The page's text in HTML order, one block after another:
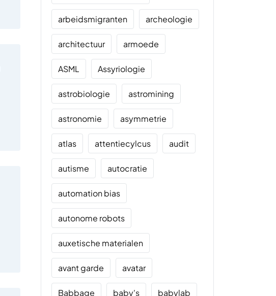
arbeidsmigranten archeologie
architectuur armoede
ASML Assyriologie
astrobiologie astromining
astronomie asymmetrie
atlas attentiecylcus audit
autisme autocratie
automation bias
autonome robots
auxetische materialen
avant garde avatar
Babbage baby's babylab